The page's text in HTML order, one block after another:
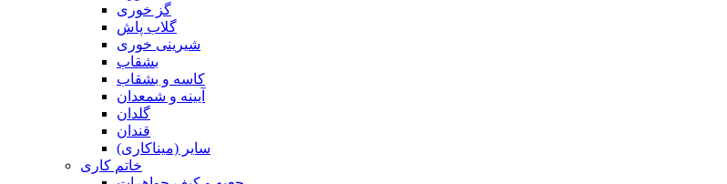
گز خوری
گلاب پاش
شیرینی خوری
بشقاب
کاسه و بشقاب
آیینه و شمعدان
گلدان
قندان
سایر (میناکاری)
خاتم کاری